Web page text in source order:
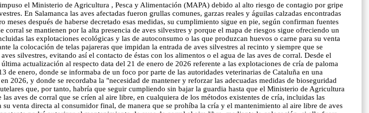
el Ministerio de Agricultura , Pesca y Alimentación (MAPA) debido al alto riesgo de contagio por gripe
En Salamanca las aves afectadas fueron grullas comunes, garzas reales y águilas calzadas encontradas
después de haberse decretado esas medidas, su cumplimiento sigue en pie, según confirman fuentes
se mantienen por la alta presencia de aves silvestres y porque el mapa de riesgos sigue ofreciendo un
las explotaciones ecológicas y las de autoconsumo o las que produzcan huevos o carne para su venta
la colocación de telas pajareras que impidan la entrada de aves silvestres al recinto y siempre que se
silvestres, evitando así el contacto de éstas con los alimentos o el agua de las aves de corral. Desde el
actualización al respecto data del 21 de enero de 2026 referente a las explotaciones de cría de paloma
enero, donde se informaba de un foco por parte de las autoridades veterinarias de Cataluña en una
2026, y donde se recordaba la "necesidad de mantener y reforzar las adecuadas medidas de bioseguridad
que, por tanto, habría que seguir cumpliendo sin bajar la guardia hasta que el Ministerio de Agricultura
aves de corral que se críen al aire libre, en cualquiera de los métodos existentes de cría, incluidas las
venta directa al consumidor final, de manera que se prohíba la cría y el mantenimiento al aire libre de aves